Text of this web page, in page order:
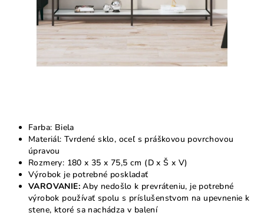
Farba: Biela
Materiál: Tvrdené sklo, oceľ s práškovou povrchovou
úpravou
Rozmery: 180 x 35 x 75,5 cm (D x Š x V)
Výrobok je potrebné poskladať
VAROVANIE:Aby nedošlo k prevráteniu, je potrebné
výrobok používať spolu s príslušenstvom na upevnenie k
stene, ktoré sa nachádza v balení